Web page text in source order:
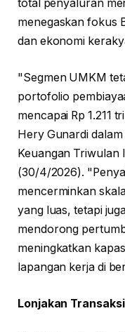
total penyaluran
menegaskan fokus
dan ekonomi
"Segmen UMKM
portofolio
mencapai Rp 1.211
Hery Gunardi
Keuangan Triwulan
(30/4/2026).
mencerminkan
yang luas, tetapi
mendorong
meningkatkan
lapangan kerja di
Lonjakan